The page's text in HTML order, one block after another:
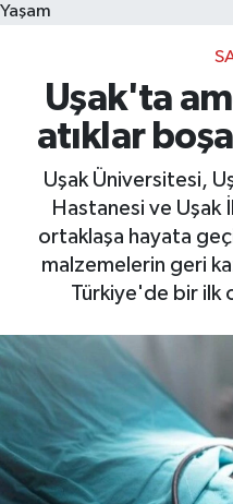
Yaşam
Uşak'ta
atıklar
Uşak Üniversitesi,
Hastanesi ve Uşak
ortaklaşa hayata
malzemelerin geri
Türkiye'de bir ilk